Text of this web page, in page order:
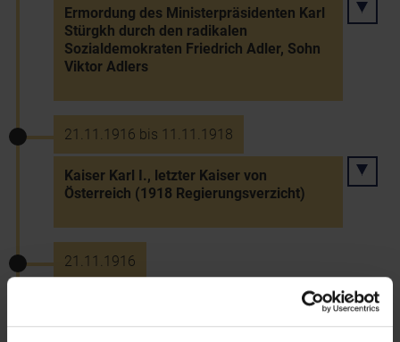
Ermordung des Ministerpräsidenten Karl
Stürgkh durch den radikalen
Sozialdemokraten Friedrich Adler, Sohn
Viktor Adlers
21.11.1916 bis 11.11.1918
Kaiser Karl I., letzter Kaiser von
Österreich (1918 Regierungsverzicht)
21.11.1916
Tod Kaiser Franz Josephs I. - Nachfolger